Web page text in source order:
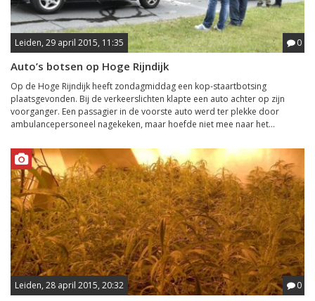
Leiden, 29 april 2015, 11:35 0
Auto’s botsen op Hoge Rijndijk
Op de Hoge Rijndijk heeft zondagmiddag een kop-staartbotsing
plaatsgevonden. Bij de verkeerslichten klapte een auto achter op zijn
voorganger. Een passagier in de voorste auto werd ter plekke door
ambulancepersoneel nagekeken, maar hoefde niet mee naar het...
Leiden, 28 april 2015, 20:32 0